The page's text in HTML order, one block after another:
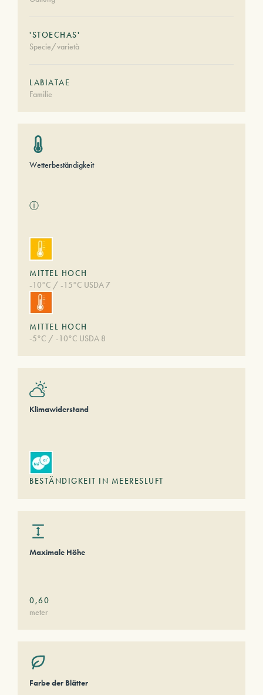
'STOECHAS'
Specie/varietà
LABIATAE
Familie
Wetterbeständigkeit
ⓘ
MITTEL HOCH
-10°C / -15°C USDA 7
MITTEL HOCH
-5°C / -10°C USDA 8
Klimawiderstand
BESTÄNDIGKEIT IN MEERESLUFT
Maximale Höhe
0,60
meter
Farbe der Blätter